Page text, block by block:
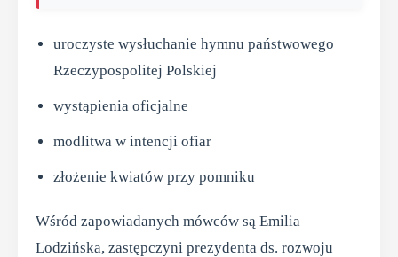
uroczyste wysłuchanie hymnu państwowego
Rzeczypospolitej Polskiej
wystąpienia oficjalne
modlitwa w intencji ofiar
złożenie kwiatów przy pomniku
Wśród zapowiadanych mówców są Emilia
Lodzińska, zastępczyni prezydenta ds. rozwoju